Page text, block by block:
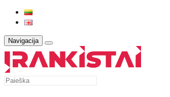
Navigacija